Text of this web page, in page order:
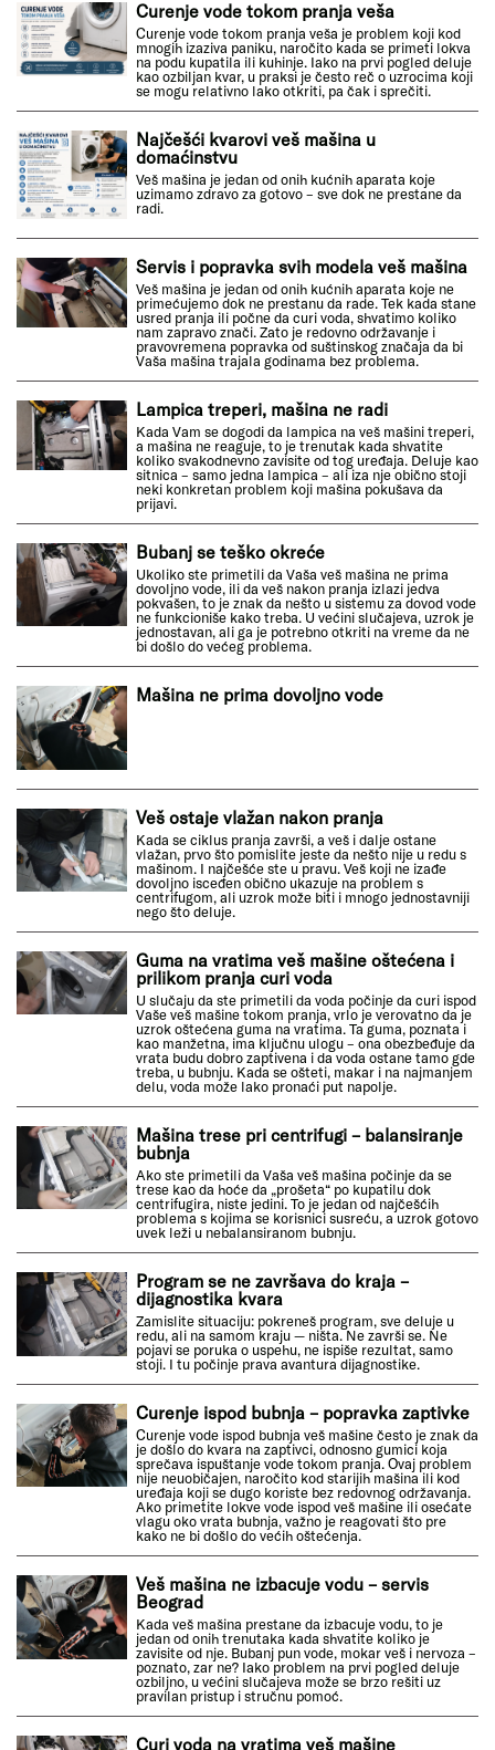
Curenje vode tokom pranja veša
Curenje vode tokom pranja veša je problem koji kod
mnogih izaziva paniku, naročito kada se primeti lokva
na podu kupatila ili kuhinje. Iako na prvi pogled deluje
kao ozbiljan kvar, u praksi je često reč o uzrocima koji
se mogu relativno lako otkriti, pa čak i sprečiti.
Najčešći kvarovi veš mašina u
domaćinstvu
Veš mašina je jedan od onih kućnih aparata koje
uzimamo zdravo za gotovo – sve dok ne prestane da
radi.
Servis i popravka svih modela veš mašina
Veš mašina je jedan od onih kućnih aparata koje ne
primećujemo dok ne prestanu da rade. Tek kada stane
usred pranja ili počne da curi voda, shvatimo koliko
nam zapravo znači. Zato je redovno održavanje i
pravovremena popravka od suštinskog značaja da bi
Vaša mašina trajala godinama bez problema.
Lampica treperi, mašina ne radi
Kada Vam se dogodi da lampica na veš mašini treperi,
a mašina ne reaguje, to je trenutak kada shvatite
koliko svakodnevno zavisite od tog uređaja. Deluje kao
sitnica – samo jedna lampica – ali iza nje obično stoji
neki konkretan problem koji mašina pokušava da
prijavi.
Bubanj se teško okreće
Ukoliko ste primetili da Vaša veš mašina ne prima
dovoljno vode, ili da veš nakon pranja izlazi jedva
pokvašen, to je znak da nešto u sistemu za dovod vode
ne funkcioniše kako treba. U većini slučajeva, uzrok je
jednostavan, ali ga je potrebno otkriti na vreme da ne
bi došlo do većeg problema.
Mašina ne prima dovoljno vode
Veš ostaje vlažan nakon pranja
Kada se ciklus pranja završi, a veš i dalje ostane
vlažan, prvo što pomislite jeste da nešto nije u redu s
mašinom. I najčešće ste u pravu. Veš koji ne izađe
dovoljno isceđen obično ukazuje na problem s
centrifugom, ali uzrok može biti i mnogo jednostavniji
nego što deluje.
Guma na vratima veš mašine oštećena i
prilikom pranja curi voda
U slučaju da ste primetili da voda počinje da curi ispod
Vaše veš mašine tokom pranja, vrlo je verovatno da je
uzrok oštećena guma na vratima. Ta guma, poznata i
kao manžetna, ima ključnu ulogu – ona obezbeđuje da
vrata budu dobro zaptivena i da voda ostane tamo gde
treba, u bubnju. Kada se ošteti, makar i na najmanjem
delu, voda može lako pronaći put napolje.
Mašina trese pri centrifugi – balansiranje
bubnja
Ako ste primetili da Vaša veš mašina počinje da se
trese kao da hoće da „prošeta“ po kupatilu dok
centrifugira, niste jedini. To je jedan od najčešćih
problema s kojima se korisnici susreću, a uzrok gotovo
uvek leži u nebalansiranom bubnju.
Program se ne završava do kraja –
dijagnostika kvara
Zamislite situaciju: pokreneš program, sve deluje u
redu, ali na samom kraju — ništa. Ne završi se. Ne
pojavi se poruka o uspehu, ne ispiše rezultat, samo
stoji. I tu počinje prava avantura dijagnostike.
Curenje ispod bubnja – popravka zaptivke
Curenje vode ispod bubnja veš mašine često je znak da
je došlo do kvara na zaptivci, odnosno gumici koja
sprečava ispuštanje vode tokom pranja. Ovaj problem
nije neuobičajen, naročito kod starijih mašina ili kod
uređaja koji se dugo koriste bez redovnog održavanja.
Ako primetite lokve vode ispod veš mašine ili osećate
vlagu oko vrata bubnja, važno je reagovati što pre
kako ne bi došlo do većih oštećenja.
Veš mašina ne izbacuje vodu – servis
Beograd
Kada veš mašina prestane da izbacuje vodu, to je
jedan od onih trenutaka kada shvatite koliko je
zavisite od nje. Bubanj pun vode, mokar veš i nervoza –
poznato, zar ne? Iako problem na prvi pogled deluje
ozbiljno, u većini slučajeva može se brzo rešiti uz
pravilan pristup i stručnu pomoć.
Curi voda na vratima veš mašine